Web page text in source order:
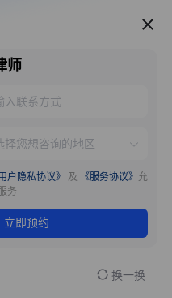
服务推荐
师
户隐私协议》 及 《服务协议》 允
务
立即预约
换一换